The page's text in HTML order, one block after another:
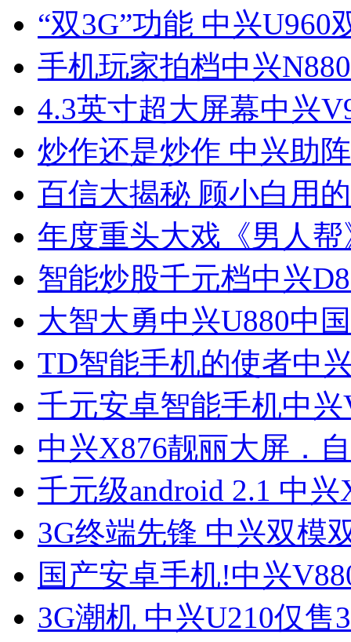
“双3G”功能 中兴U960
手机玩家拍档中兴
4.3英寸超大屏幕中兴
炒作还是炒作 中兴助
百信大揭秘 顾小白用
年度重头大戏《男人
智能炒股千元档中兴
大智大勇中兴U880中
TD智能手机的使者中
千元安卓智能手机中
中兴X876靓丽大屏．
千元级android 2.1 中兴
3G终端先锋 中兴双模
国产安卓手机!中兴
3G潮机 中兴U210仅售